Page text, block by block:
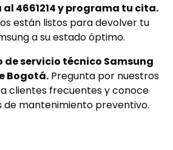
4661214 y programa tu cita.
están listos para devolver tu
a su estado óptimo.
de servicio técnico Samsung
Bogotá. Pregunta por nuestros
clientes frecuentes y conoce
de mantenimiento preventivo.